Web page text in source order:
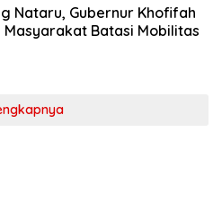
Nataru, Gubernur Khofifah
Masyarakat Batasi Mobilitas